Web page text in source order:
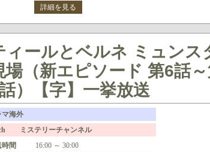
詳細を見る
ィールとベルネ ミュンス
場（新エピソード 第6話
）【字】一挙放送
マ海外
ミステリーチャンネル
時間
16:00 ～ 30:00